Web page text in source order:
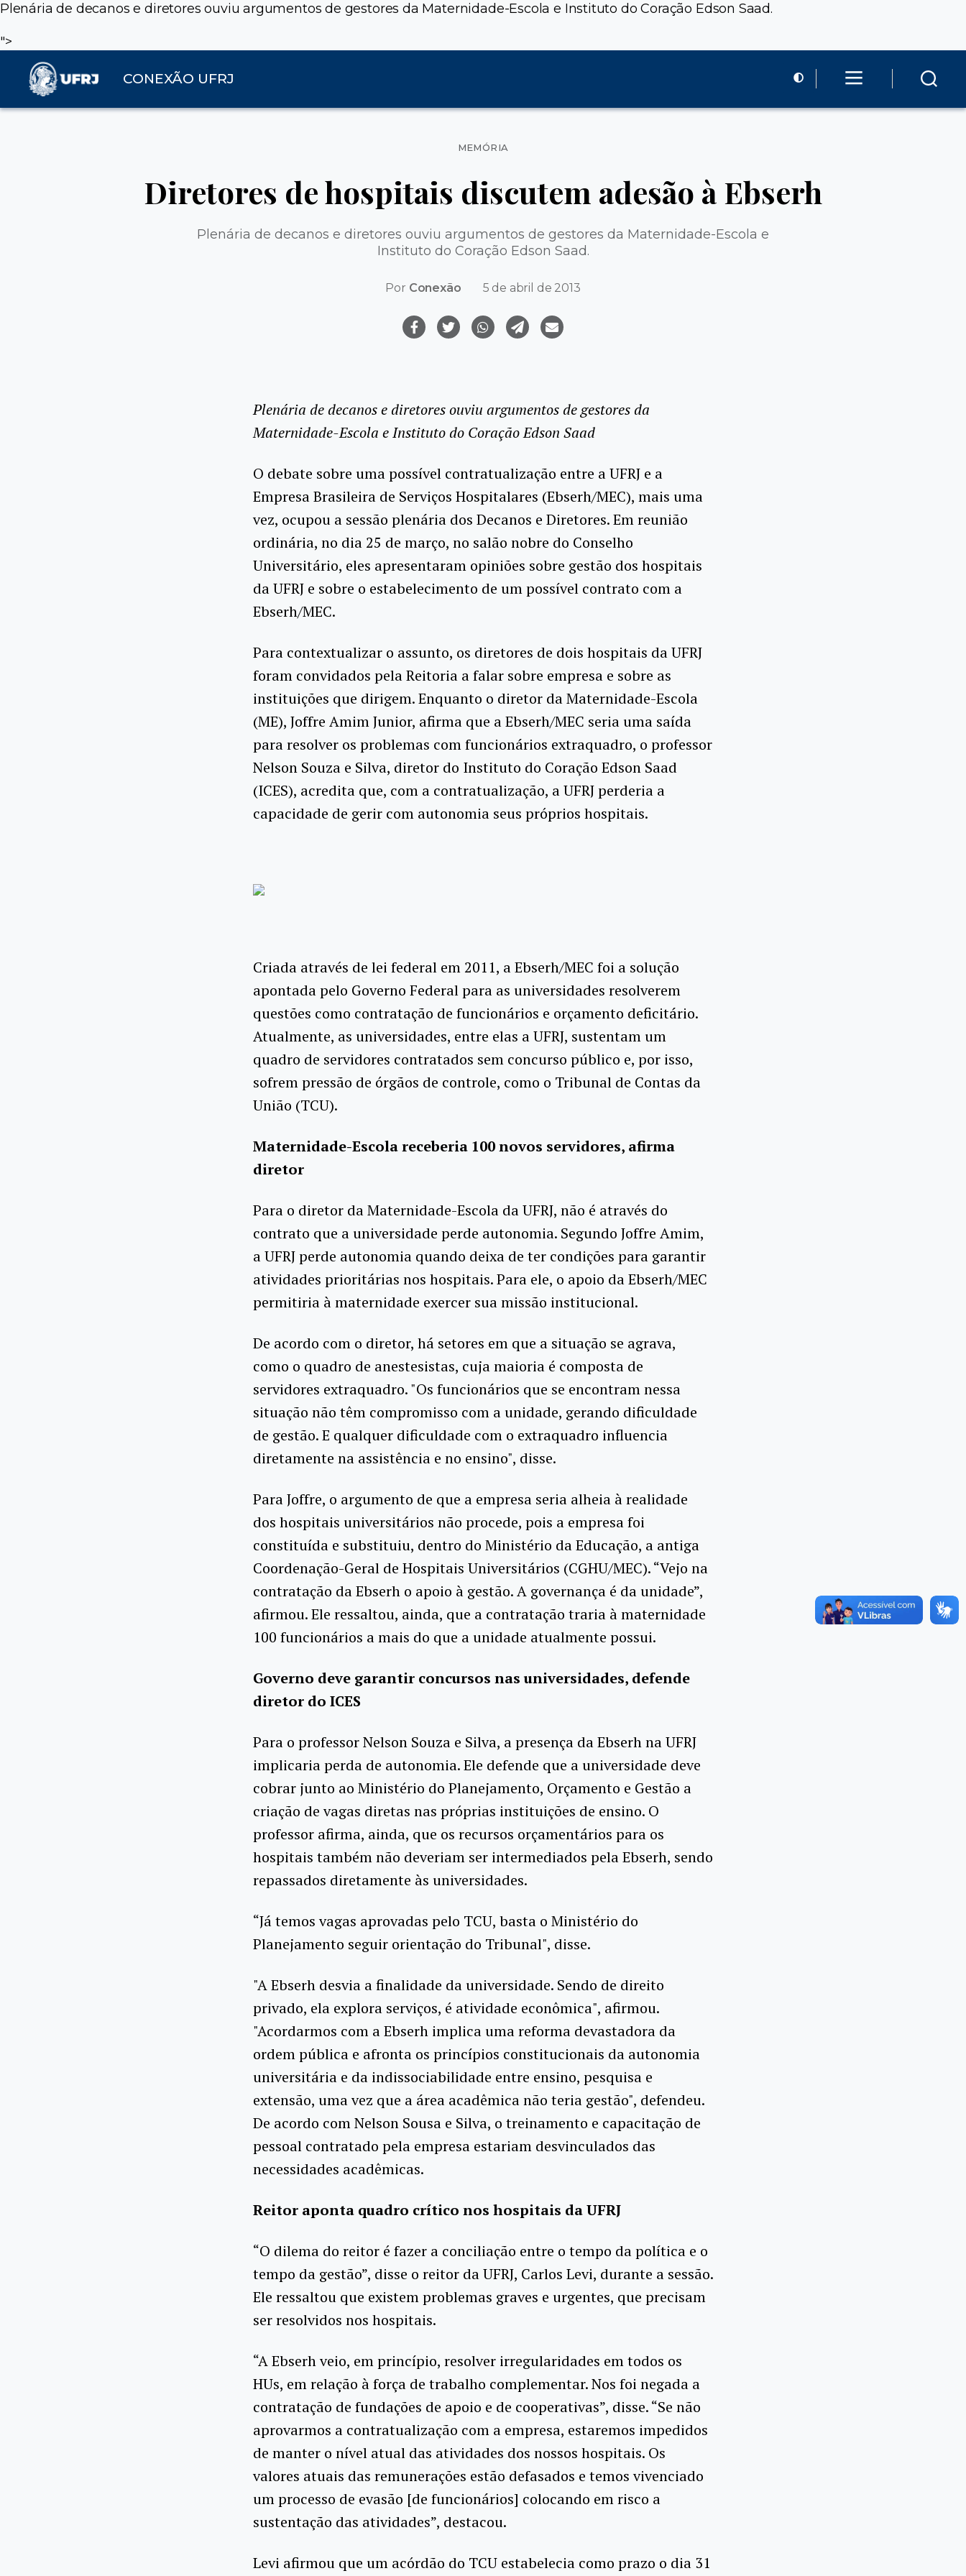
Plenária de decanos e diretores ouviu argumentos de gestores da Maternidade-Escola e Instituto do Coração Edson Saad.
">
CONEXÃO UFRJ
Categorias
MEMÓRIA
Diretores de hospitais discutem adesão à Ebserh
Plenária de decanos e diretores ouviu argumentos de gestores da Maternidade-Escola e
Instituto do Coração Edson Saad.
Por Conexão 5 de abril de 2013
Plenária de decanos e diretores ouviu argumentos de gestores da
Maternidade-Escola e Instituto do Coração Edson Saad
O debate sobre uma possível contratualização entre a UFRJ e a
Empresa Brasileira de Serviços Hospitalares (Ebserh/MEC), mais uma
vez, ocupou a sessão plenária dos Decanos e Diretores. Em reunião
ordinária, no dia 25 de março, no salão nobre do Conselho
Universitário, eles apresentaram opiniões sobre gestão dos hospitais
da UFRJ e sobre o estabelecimento de um possível contrato com a
Ebserh/MEC.
Para contextualizar o assunto, os diretores de dois hospitais da UFRJ
foram convidados pela Reitoria a falar sobre empresa e sobre as
instituições que dirigem. Enquanto o diretor da Maternidade-Escola
(ME), Joffre Amim Junior, afirma que a Ebserh/MEC seria uma saída
para resolver os problemas com funcionários extraquadro, o professor
Nelson Souza e Silva, diretor do Instituto do Coração Edson Saad
(ICES), acredita que, com a contratualização, a UFRJ perderia a
capacidade de gerir com autonomia seus próprios hospitais.
Criada através de lei federal em 2011, a Ebserh/MEC foi a solução
apontada pelo Governo Federal para as universidades resolverem
questões como contratação de funcionários e orçamento deficitário.
Atualmente, as universidades, entre elas a UFRJ, sustentam um
quadro de servidores contratados sem concurso público e, por isso,
sofrem pressão de órgãos de controle, como o Tribunal de Contas da
União (TCU).
Maternidade-Escola receberia 100 novos servidores, afirma
diretor
Para o diretor da Maternidade-Escola da UFRJ, não é através do
contrato que a universidade perde autonomia. Segundo Joffre Amim,
a UFRJ perde autonomia quando deixa de ter condições para garantir
atividades prioritárias nos hospitais. Para ele, o apoio da Ebserh/MEC
permitiria à maternidade exercer sua missão institucional.
De acordo com o diretor, há setores em que a situação se agrava,
como o quadro de anestesistas, cuja maioria é composta de
servidores extraquadro. "Os funcionários que se encontram nessa
situação não têm compromisso com a unidade, gerando dificuldade
de gestão. E qualquer dificuldade com o extraquadro influencia
diretamente na assistência e no ensino", disse.
Para Joffre, o argumento de que a empresa seria alheia à realidade
dos hospitais universitários não procede, pois a empresa foi
constituída e substituiu, dentro do Ministério da Educação, a antiga
Coordenação-Geral de Hospitais Universitários (CGHU/MEC). “Vejo na
contratação da Ebserh o apoio à gestão. A governança é da unidade”,
afirmou. Ele ressaltou, ainda, que a contratação traria à maternidade
100 funcionários a mais do que a unidade atualmente possui.
Governo deve garantir concursos nas universidades, defende
diretor do ICES
Para o professor Nelson Souza e Silva, a presença da Ebserh na UFRJ
implicaria perda de autonomia. Ele defende que a universidade deve
cobrar junto ao Ministério do Planejamento, Orçamento e Gestão a
criação de vagas diretas nas próprias instituições de ensino. O
professor afirma, ainda, que os recursos orçamentários para os
hospitais também não deveriam ser intermediados pela Ebserh, sendo
repassados diretamente às universidades.
“Já temos vagas aprovadas pelo TCU, basta o Ministério do
Planejamento seguir orientação do Tribunal", disse.
"A Ebserh desvia a finalidade da universidade. Sendo de direito
privado, ela explora serviços, é atividade econômica", afirmou.
"Acordarmos com a Ebserh implica uma reforma devastadora da
ordem pública e afronta os princípios constitucionais da autonomia
universitária e da indissociabilidade entre ensino, pesquisa e
extensão, uma vez que a área acadêmica não teria gestão", defendeu.
De acordo com Nelson Sousa e Silva, o treinamento e capacitação de
pessoal contratado pela empresa estariam desvinculados das
necessidades acadêmicas.
Reitor aponta quadro crítico nos hospitais da UFRJ
“O dilema do reitor é fazer a conciliação entre o tempo da política e o
tempo da gestão”, disse o reitor da UFRJ, Carlos Levi, durante a sessão.
Ele ressaltou que existem problemas graves e urgentes, que precisam
ser resolvidos nos hospitais.
“A Ebserh veio, em princípio, resolver irregularidades em todos os
HUs, em relação à força de trabalho complementar. Nos foi negada a
contratação de fundações de apoio e de cooperativas”, disse. “Se não
aprovarmos a contratualização com a empresa, estaremos impedidos
de manter o nível atual das atividades dos nossos hospitais. Os
valores atuais das remunerações estão defasados e temos vivenciado
um processo de evasão [de funcionários] colocando em risco a
sustentação das atividades”, destacou.
Levi afirmou que um acórdão do TCU estabelecia como prazo o dia 31